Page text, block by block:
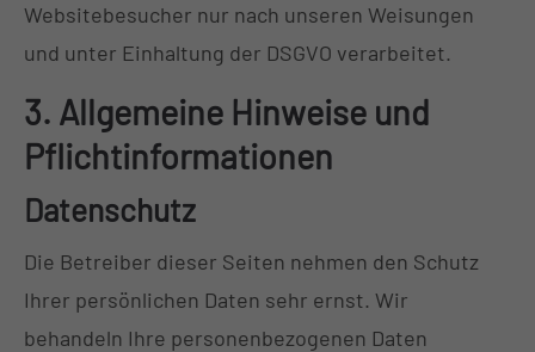
Websitebesucher nur nach unseren Weisungen
und unter Einhaltung der DSGVO verarbeitet.
3. Allgemeine Hinweise und
Pflicht­informationen
Datenschutz
Die Betreiber dieser Seiten nehmen den Schutz
Ihrer persönlichen Daten sehr ernst. Wir
behandeln Ihre personenbezogenen Daten